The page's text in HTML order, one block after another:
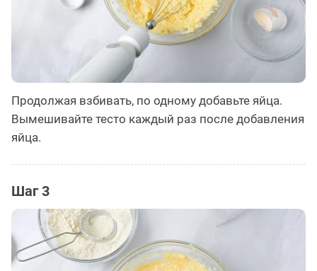
Продолжая взбивать, по одному добавьте яйца.
Вымешивайте тесто каждый раз после добавления
яйца.
Шаг 3